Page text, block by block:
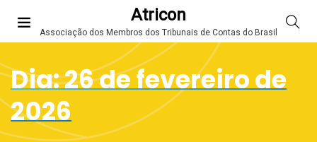
Atricon
Associação dos Membros dos Tribunais de Contas do Brasil
Dia:26 de fevereiro de
2026